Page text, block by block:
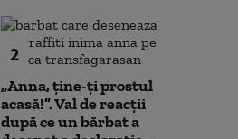
2
„Anna, ţine-ţi prostul
acasă!”. Val de reacții
după ce un bărbat a